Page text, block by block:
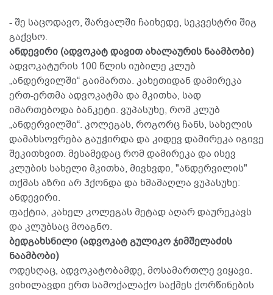
- შე საცოდავო, შარვალში ჩაიხედე, სეკვესტრი შიგ
გაქვსო.
ანდევირი (ადვოკატ დავით ახალაურის ნაამბობი)
ადვოკატურის 100 წლის იუბილე კლუბ
„ანდერვილში“ გაიმართა. კახეთიდან დამირეკა
ერთ-ერთმა ადვოკატმა და მკითხა, სად
იმართებოდა ბანკეტი. ვუპასუხე, რომ კლუბ
„ანდერვილში“. კოლეგას, როგორც ჩანს, სახელის
დამახსოვრება გაუჭირდა და კიდევ დამირეკა იგივე
შეკითხვით. მესამედაც რომ დამირეკა და ისევ
კლუბის სახელი მკითხა, მივხვდი, "ანდერვილის"
თქმას აზრი არ ჰქონდა და ხმამაღლა ვუპასუხე:
ანდევირი.
ფაქტია, კახელ კოლეგას მეტად აღარ დაურეკავს
და კლუბსაც მოაგნო.
ბედგახსნილი (ადვოკატ გულიკო ჯიმშელაძის
ნაამბობი)
ოდესღაც, ადვოკატობამდე, მოსამართლე ვიყავი.
ვიხილავდი ერთ სამოქალაქო საქმეს ქორწინების